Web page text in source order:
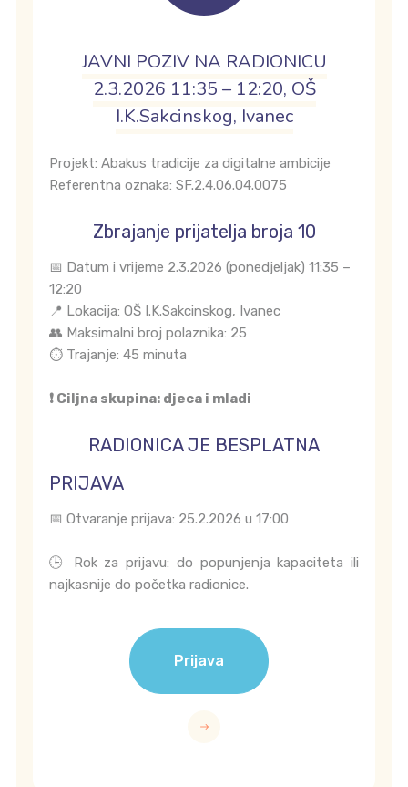
JAVNI POZIV NA RADIONICU
2.3.2026 11:35 – 12:20, OŠ
I.K.Sakcinskog, Ivanec
Projekt: Abakus tradicije za digitalne ambicije
Referentna oznaka: SF.2.4.06.04.0075
Zbrajanje prijatelja broja 10
📅 Datum i vrijeme 2.3.2026 (ponedjeljak) 11:35 –
12:20
📍 Lokacija: OŠ I.K.Sakcinskog, Ivanec
👥 Maksimalni broj polaznika: 25
⏱️ Trajanje: 45 minuta
❗ Ciljna skupina: djeca i mladi
RADIONICA JE BESPLATNA
PRIJAVA
📅 Otvaranje prijava: 25.2.2026 u 17:00
🕒 Rok za prijavu: do popunjenja kapaciteta ili
najkasnije do početka radionice.
Prijava